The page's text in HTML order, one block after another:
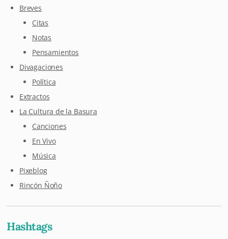
Breves
Citas
Notas
Pensamientos
Divagaciones
Política
Extractos
La Cultura de la Basura
Canciones
En Vivo
Música
Pixeblog
Rincón Ñoño
Hashtags